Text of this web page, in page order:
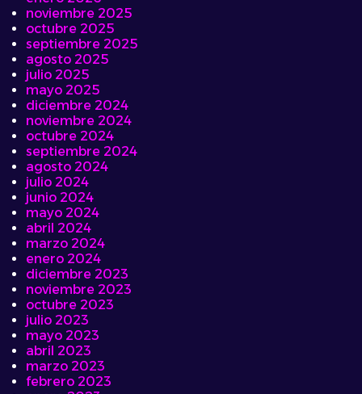
noviembre 2025
octubre 2025
septiembre 2025
agosto 2025
julio 2025
mayo 2025
diciembre 2024
noviembre 2024
octubre 2024
septiembre 2024
agosto 2024
julio 2024
junio 2024
mayo 2024
abril 2024
marzo 2024
enero 2024
diciembre 2023
noviembre 2023
octubre 2023
julio 2023
mayo 2023
abril 2023
marzo 2023
febrero 2023